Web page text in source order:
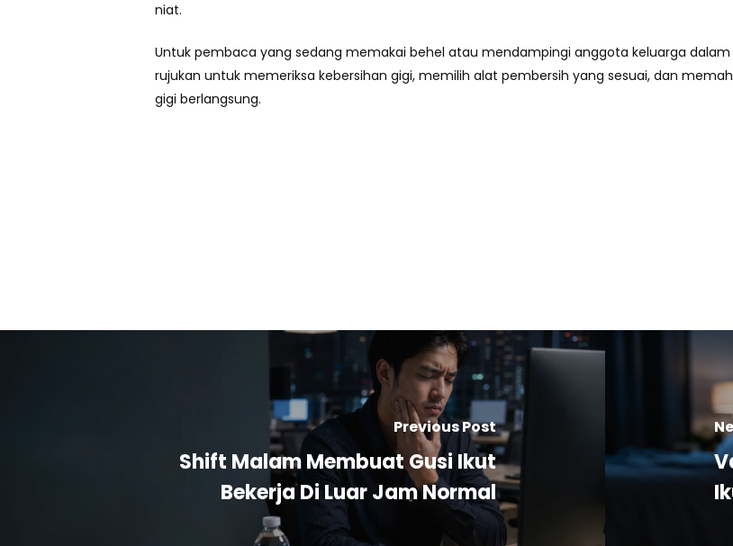
niat.
Untuk pembaca yang sedang memakai behel atau mendampingi anggota keluarga
rujukan untuk memeriksa kebersihan gigi, memilih alat pembersih yang sesuai, dan
gigi berlangsung.
Previous Post
Shift Malam Membuat Gusi Ikut
Bekerja Di Luar Jam Normal